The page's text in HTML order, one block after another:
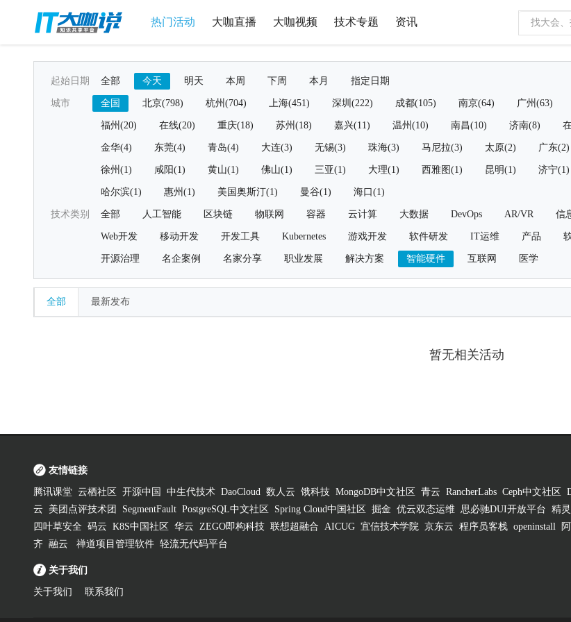
热门活动 大咖直播 大咖视频 技术专题 资讯
起始日期 全部 今天 明天 本周 下周 本月 指定日期
城市 全国 北京(798) 杭州(704) 上海(451) 深圳(222) 成都(105) 南京(64) 广州(63)
福州(20) 在线(20) 重庆(18) 苏州(18) 嘉兴(11) 温州(10) 南昌(10) 济南(8)
金华(4) 东莞(4) 青岛(4) 大连(3) 无锡(3) 珠海(3) 马尼拉(3) 太原(2) 广东(2)
徐州(1) 咸阳(1) 黄山(1) 佛山(1) 三亚(1) 大理(1) 西雅图(1) 昆明(1) 济宁(1)
哈尔滨(1) 惠州(1) 美国奥斯汀(1) 曼谷(1) 海口(1)
技术类别 全部 人工智能 区块链 物联网 容器 云计算 大数据 DevOps AR/VR 信
Web开发 移动开发 开发工具 Kubernetes 游戏开发 软件研发 IT运维 产品
开源治理 名企案例 名家分享 职业发展 解决方案 智能硬件 互联网 医学
全部 最新发布
暂无相关活动
友情链接
腾讯课堂 云栖社区 开源中国 中生代技术 DaoCloud 数人云 饿科技 MongoDB中文社区 青云 RancherLabs Ceph中文社区
云
美团点评技术团 SegmentFault PostgreSQL中文社区 Spring Cloud中国社区 掘金 优云双态运维 思必驰DUI开放平台 精
四叶草安全 码云 K8S中国社区 华云 ZEGO即构科技 联想超融合 AICUG 宜信技术学院 京东云 程序员客栈 openinstall
齐 融云 禅道项目管理软件 轻流无代码平台
关于我们
关于我们 联系我们